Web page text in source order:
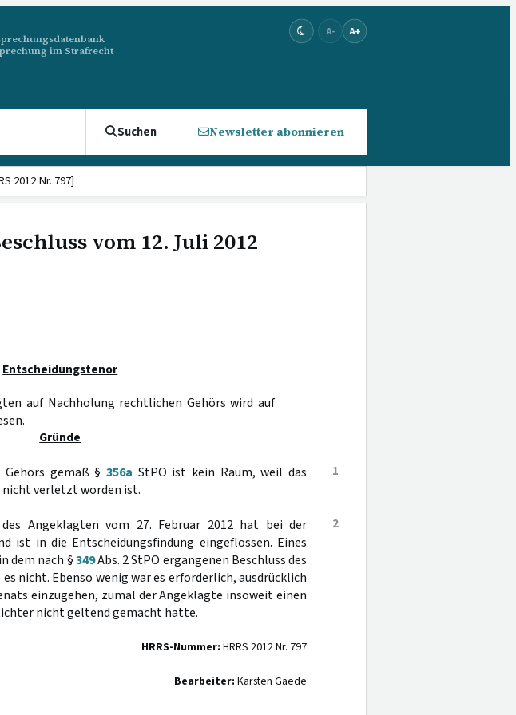
im Strafrecht
A- A+
Suchen Newsletter abonnieren
2012 Nr. 797]
vom 12. Juli 2012
Entscheidungstenor
auf Nachholung rechtlichen Gehörs wird auf
Gründe
1
Gehörs gemäß §356a StPO ist kein Raum, weil das
verletzt worden ist.
2
Angeklagten vom 27. Februar 2012 hat bei der
ist in die Entscheidungsfindung eingeflossen. Eines
dem nach §349Abs. 2 StPO ergangenen Beschluss des
es nicht. Ebenso wenig war es erforderlich, ausdrücklich
einzugehen, zumal der Angeklagte insoweit einen
nicht geltend gemacht hatte.
HRRS-Nummer: HRRS 2012 Nr. 797
Bearbeiter: Karsten Gaede